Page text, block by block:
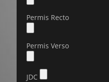
Permis Recto
Permis Verso
JDC